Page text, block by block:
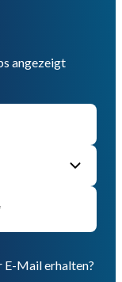
angezeigt
E-Mail erhalten?